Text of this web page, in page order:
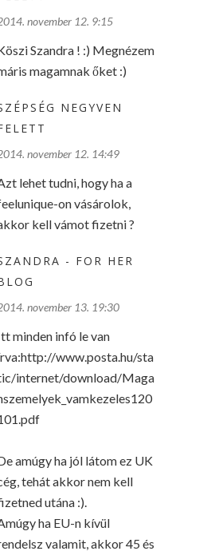
november 12. 9:15
Szandra ! :) Megnézem
magamnak őket :)
NEGYVEN
november 12. 14:49
lehet tudni, hogy ha a
on vásárolok,
kell vámot fizetni ?
- FOR HER
november 13. 19:30
minden infó le van
www.posta.hu/sta
internet/download/Maga
amúgy ha jól látom ez UK
tehát akkor nem kell
utána :).
ha EU-n kívül
valamit, akkor 45 és